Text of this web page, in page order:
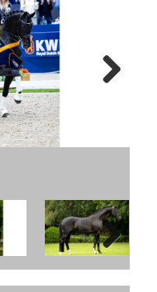
Next